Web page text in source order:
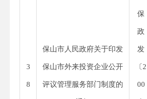
3
8
保山市人民政府关于印发
保山市外来投资企业公开
评议管理服务部门制度的
保
政
发
〔 2
00